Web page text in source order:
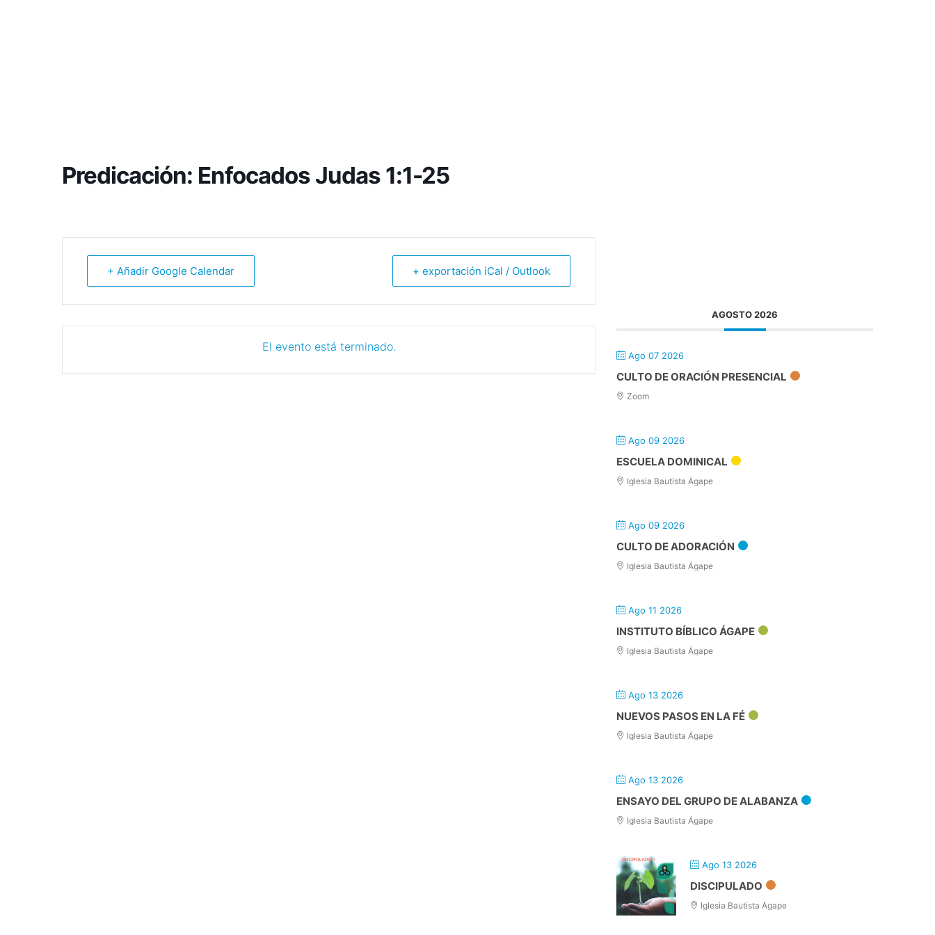
Predicación: Enfocados Judas 1:1-25
+ Añadir Google Calendar + exportación iCal / Outlook
El evento está terminado.
AGOSTO 2026
Ago 07 2026
CULTO DE ORACIÓN PRESENCIAL
Zoom
Ago 09 2026
ESCUELA DOMINICAL
Iglesia Bautista Ágape
Ago 09 2026
CULTO DE ADORACIÓN
Iglesia Bautista Ágape
Ago 11 2026
INSTITUTO BÍBLICO ÁGAPE
Iglesia Bautista Ágape
Ago 13 2026
NUEVOS PASOS EN LA FÉ
Iglesia Bautista Ágape
Ago 13 2026
ENSAYO DEL GRUPO DE ALABANZA
Iglesia Bautista Ágape
Ago 13 2026
DISCIPULADO
Iglesia Bautista Ágape